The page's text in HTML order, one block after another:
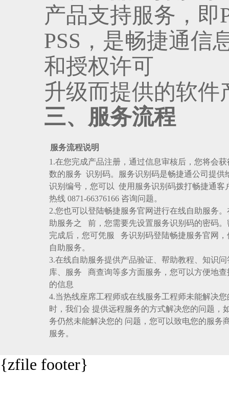
产品支持服务，即
PSS，是畅捷通信
和授权许可
升级而提供的软件
三、服务流程
服务流程说明
1.在您完成产品注册，通过信息审核后，您将会
数的服务识别码。服务识别码是畅捷通公司提供
识别编号，您可以使用服务识别码拨打畅捷通客
热线0871-66376166咨询问题。
2.您也可以登陆畅捷服务官网进行在线自助服务
助服务之前，您需要先设置服务识别码的密码。
完成后，您可凭服务识别码登陆畅捷服务官网，
自助服务。
3.在线自助服务提供产品验证、帮助教程、知识
库、服务商查询等多方面服务，您可以方便地查
的信息
4.当热线座席工程师或在线服务工程师未能解决您
时，我们会提供远程服务的方式解决您的问题，
务仍然未能解决您的问题，您可以致电您的服务
服务。
{zfilefooter}